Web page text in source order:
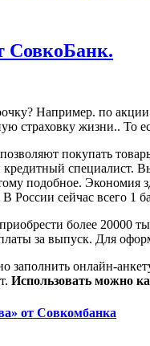
СовкоБанк.
Например. по
страховку жизни.. То
покупать
специалист.
подобное.
России сейчас всего
более 20000
за выпуск. Для
заполнить онлайн-
Использовать можно
от Совкомбанка